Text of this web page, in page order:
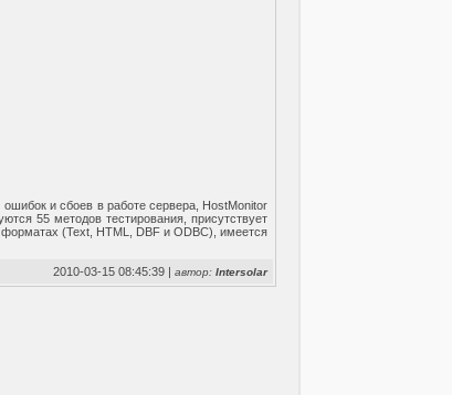
и сбоев в работе сервера, HostMonitor
55 методов тестирования, присутствует
форматах (Text, HTML, DBF и ODBC), имеется
2010-03-15 08:45:39 |автор:Intersolar